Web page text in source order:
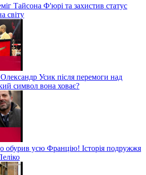
Тайсона Ф'юрі та захистив статус
світу
Усик після перемоги над
символ вона ховає?
обурив усю Францію! Історія подружжя